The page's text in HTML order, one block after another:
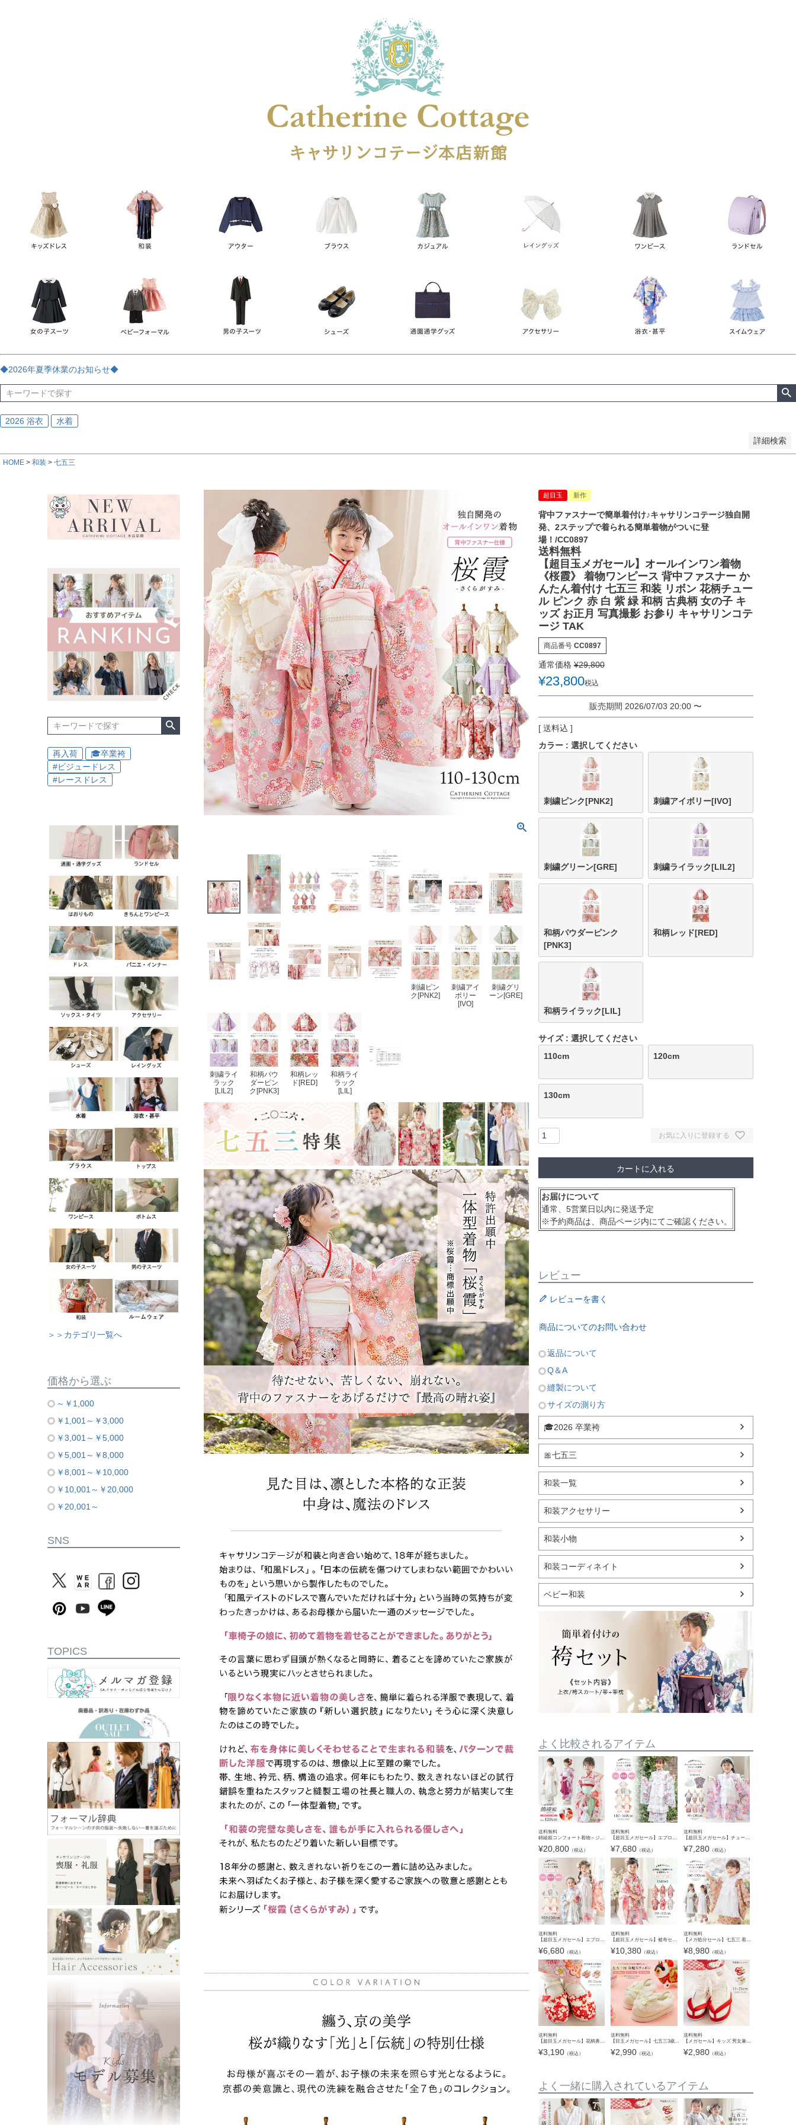
◆2026年夏季休業のお知らせ◆
2026 浴衣 水着
詳細検索
女の子スーツ
男の子スーツ
袖の長さ
ノースリーブ
長袖
サイズ
指定なし
90 95 130 160
165
170
ブラック
ゴールド
在庫なし商品
在庫なし商品を表示しない
商品番号
並び順
新着順
価格が安い順 価格が高い順 優先度順
レビュー順
キーワードヒット順
HOME 和装 七五三
再入荷
🎓卒業袴
#ビジュードレス
#レースドレス
＞＞カテゴリ一覧へ
価格から選ぶ
～￥1,000
￥1,001～￥3,000
￥3,001～￥5,000
￥5,001～￥8,000
￥8,001～￥10,000
￥10,001～￥20,000
￥20,001～
SNS
TOPICS
刺繍ピン
ク[PNK2]
刺繍アイ
ボリー
[IVO]
刺繍グリ
ーン[GRE]
刺繍ライ
ラック
[LIL2]
和柄パウ
ダーピン
ク[PNK3]
和柄レッ
ド[RED]
和柄ライ
ラック
[LIL]
超目玉 新作
背中ファスナーで簡単着付け♪キャサリンコテージ独自開
発、2ステップで着られる簡単着物がついに登
場！/CC0897
送料無料
【超目玉メガセール】オールインワン着物
《桜霞》 着物ワンピース 背中ファスナー か
んたん着付け 七五三 和装 リボン 花柄チュー
ル ピンク 赤 白 紫 緑 和柄 古典柄 女の子 キ
ッズ お正月 写真撮影 お参り キャサリンコテ
ージ TAK
商品番号 CC0897
通常価格 ¥29,800
¥23,800税込
販売期間 2026/07/03 20:00 〜
送料込
カラー
選択してください
刺繍ピンク[PNK2] 刺繍アイボリー[IVO]
刺繍グリーン[GRE] 刺繍ライラック[LIL2]
和柄パウダーピンク
[PNK3]
和柄レッド[RED]
和柄ライラック[LIL]
サイズ
選択してください
110cm
120cm
130cm
お気に入りに登録する
カートに入れる
お届けについて
通常、5営業日以内に発送予定
※予約商品は、商品ページ内にてご確認ください。
レビュー
レビューを書く
商品についてのお問い合わせ
返品について
Q＆A
縫製について
サイズの測り方
🎓2026 卒業袴
🎀七五三
和装一覧
和装アクセサリー
和装小物
和装コーディネイト
ベビー和装
よく比較されるアイテム
送料無料
錦綾姫コンフォート着物～ジップアップで簡単着付け～ 3点セット オールインワン 後ろファスナー ワンピース型着物 簡単着付け 卒園式 七五三 和装 7歳 女児 TAK キャサリンコテージ
¥20,800（税込）
送料無料
【超目玉メガセール】エプロン着物ワンピース レディース 女の子 お正月 写真撮影 大正レトロ キャサリンコテージ 洗える着物 背中ファスナー 簡単着付け TAK
¥7,680 （税込）
送料無料
【超目玉メガセール】チュールフリルエプロン+着物ワンピースセット 七五三 753 女の子 キッズ 被布エプロン エプロン着物 着物風 アンティーク柄 花柄 古典柄 赤 ピンク オレンジ 青 キャサリンコテー
¥7,280（税込）
送料無料
【超目玉メガセール】エプロン着物ワンピース 和装 3才 7才 女の子 七五三 お正月 ひな祭り 写真撮影 大正レトロ 被布 エプロン被布 洗える着物 背中ファスナー 簡単着付け TAK キャサリンコテージ
¥6,680（税込）
送料無料
【超目玉メガセール】被布セット 3歳女の子 七五三 753 三歳 花柄織入り花柄生地着物ワンピース＆同柄被布セット 和装 雛祭り 前撮り ピンク 白 朱 水色 ライラック 90 100 背中ファスナー 花柄 猫柄
¥10,380 （税込）
送料無料
【メガ処分セール】七五三 着物 3歳 7歳 女の子 フルセット 被布セット エプロン レトロモダン アンティーク風 簡単着付け 写真映え ドレス 衣装 お祝い着 和装 前撮り 撮影 お正月 ひな祭り 雛祭り 子
¥8,980（税込）
送料無料
【超目玉メガセール】花柄鼻緒のスリッポン 七五三 草履風 3歳 5歳 女児 753 歩きやすい 痛くない 脱げにくい ストラップ 和柄 和風 和装 靴 子供靴 履物 キャサリンコテージ TAK
¥3,190（税込）
送料無料
【目玉メガセール】七五三3歳7歳女児 草履 うさぎファースリッポン 白 サンダル 和装 履物 TAK
¥2,990 （税込）
送料無料
【メガセール】キッズ 男女兼用 草履風シューズ 七五三 和装 女の子 男の子 3歳 5歳 7歳 753 履き物 子供靴 靴 赤 ベージュ 白 スリッポン 歩きやすい 履きやすい ゴムストラップ ぺたんこ靴 キャサリン
¥2,980（税込）
よく一緒に購入されているアイテム